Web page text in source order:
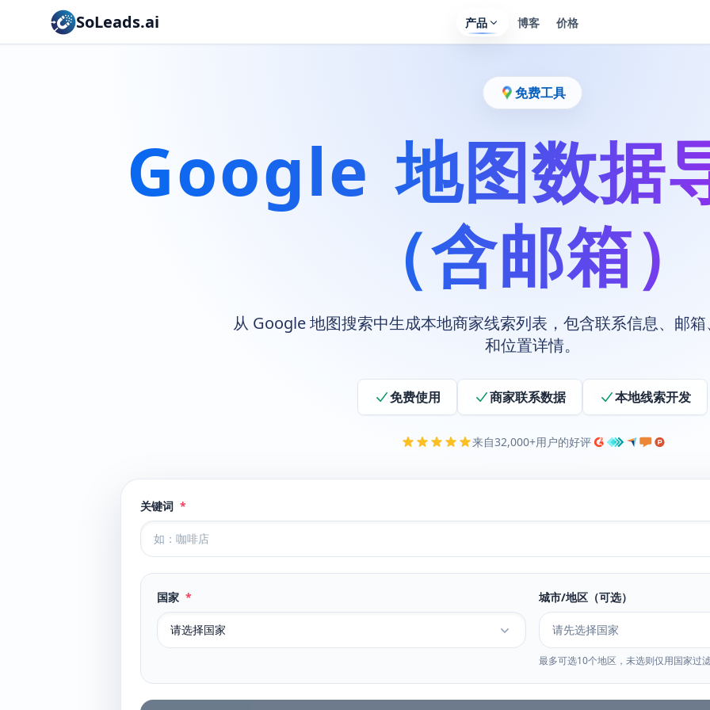
SoLeads.ai 产品 博客 价格
免费工具
Google 地图数据
（含邮箱）
从 Google 地图搜索中生成本地商家线索列表，包含联系信息、邮
和位置详情。
免费使用 商家联系数据 本地线索开发
来自32,000+用户的好评
关键词 *
国家 *
请选择国家
城市/地区（可选）
请先选择国家
最多可选10个地区，未选则仅用国家过